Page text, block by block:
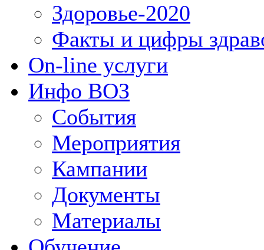
Здоровье-2020
Факты и цифры
On-line услуги
Инфо ВОЗ
События
Мероприятия
Кампании
Документы
Материалы